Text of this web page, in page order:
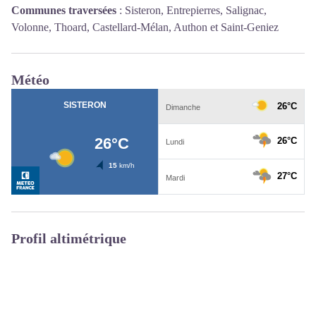
Communes traversées : Sisteron, Entrepierres, Salignac,
Volonne, Thoard, Castellard-Mélan, Authon et Saint-Geniez
Météo
Profil altimétrique